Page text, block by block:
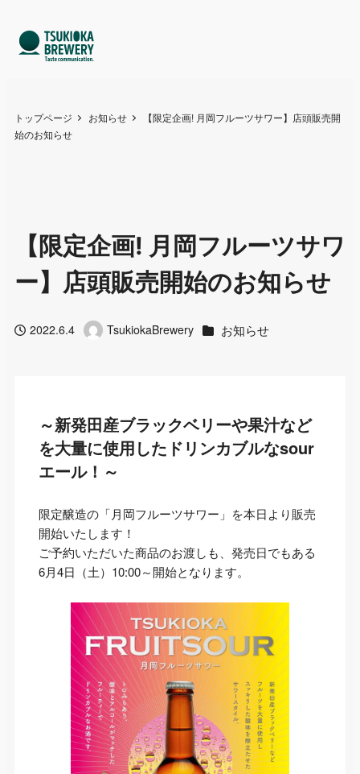
トップページ お知らせ
【限定企画! 月岡フルーツサワー】店頭販売開
始のお知らせ
【限定企画! 月岡フルーツサワ
ー】店頭販売開始のお知らせ
投稿日2022.6.4 著
TsukiokaBrewery カテゴリー
お知らせ
～新発田産ブラックベリーや果汁など
を大量に使用したドリンカブルなsour
エール！～
限定醸造の「月岡フルーツサワー」を本日より販売
開始いたします！
ご予約いただいた商品のお渡しも、発売日でもある
6月4日（土）10:00～開始となります。